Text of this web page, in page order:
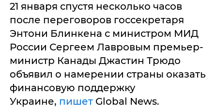
21 января спустя несколько часов
после переговоров госсекретаря
Энтони Блинкена с министром МИД
России Сергеем Лавровым премьер-
министр Канады Джастин Трюдо
объявил о намерении страны оказать
финансовую поддержку
Украине, пишет Global News.